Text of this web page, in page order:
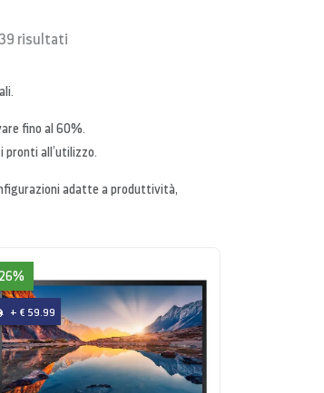
risultati
fino al 60%.
pronti all’utilizzo.
adatte a produttività,
+ € 59.99